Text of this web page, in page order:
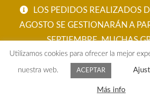
LOS PEDIDOS REALIZADOS
AGOSTO SE GESTIONARÁN A
SEPTIEMBRE. MUCHAS
ACEPTAR
Utilizamos cookies para ofrecer la mejor
nuestra web. ACEPTAR
Más info